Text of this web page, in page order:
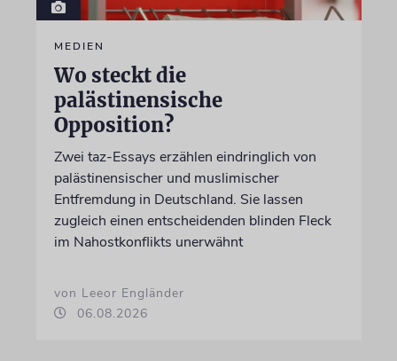
MEDIEN
Wo steckt die
palästinensische
Opposition?
Zwei taz-Essays erzählen eindringlich von
palästinensischer und muslimischer
Entfremdung in Deutschland. Sie lassen
zugleich einen entscheidenden blinden Fleck
im Nahostkonflikts unerwähnt
von Leeor Engländer
06.08.2026